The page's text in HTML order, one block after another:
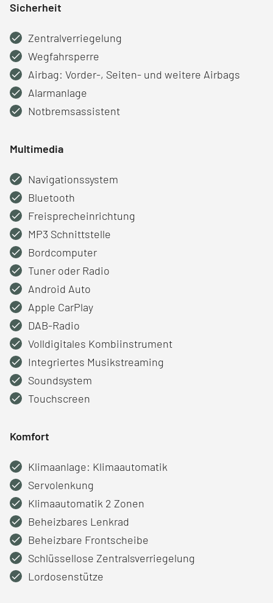
Sicherheit
Zentralverriegelung
Wegfahrsperre
Airbag: Vorder-, Seiten- und weitere Airbags
Alarmanlage
Notbremsassistent
Multimedia
Navigationssystem
Bluetooth
Freisprecheinrichtung
MP3 Schnittstelle
Bordcomputer
Tuner oder Radio
Android Auto
Apple CarPlay
DAB-Radio
Volldigitales Kombiinstrument
Integriertes Musikstreaming
Soundsystem
Touchscreen
Komfort
Klimaanlage: Klimaautomatik
Servolenkung
Klimaautomatik 2 Zonen
Beheizbares Lenkrad
Beheizbare Frontscheibe
Schlüssellose Zentralsverriegelung
Lordosenstütze